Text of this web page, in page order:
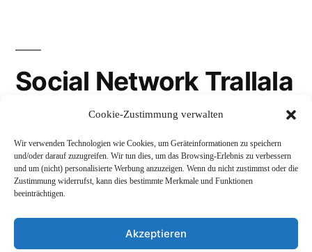
Cookie-Zustimmung verwalten
Wir verwenden Technologien wie Cookies, um Geräteinformationen zu speichern
und/oder darauf zuzugreifen. Wir tun dies, um das Browsing-Erlebnis zu verbessern
und um (nicht) personalisierte Werbung anzuzeigen. Wenn du nicht zustimmst oder die
Zustimmung widerrufst, kann dies bestimmte Merkmale und Funktionen
beeinträchtigen.
Akzeptieren
Social Network Trallala
LinkedIn
Mastodon